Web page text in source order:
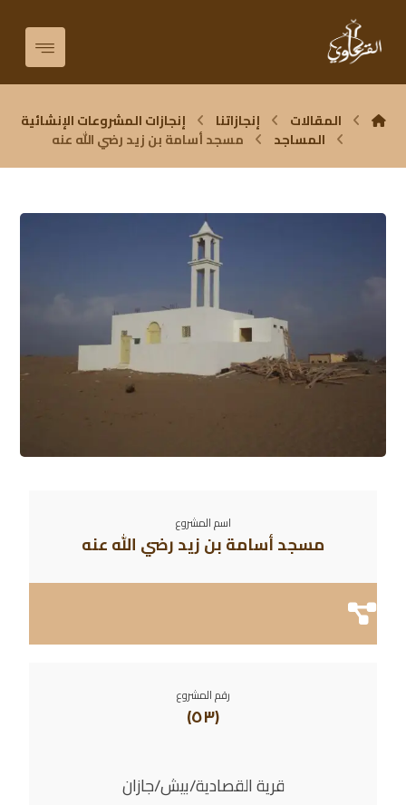
المقالات إنجازاتنا
إنجازات المشروعات الإنشائية
المساجد
مسجد أسامة بن زيد رضي الله عنه
اسم المشروع
مسجد أسامة بن زيد رضي الله عنه
رقم المشروع
(٥٣)
قرية القصادية/بيش/جازان